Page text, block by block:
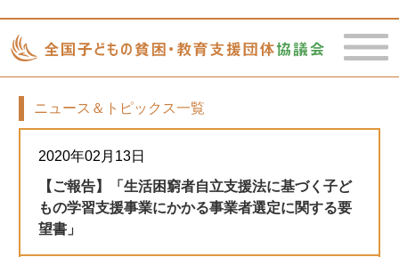
ニュース＆トピックス一覧
2020年02月13日
【ご報告】「生活困窮者自立支援法に基づく子ど
もの学習支援事業にかかる事業者選定に関する要
望書」